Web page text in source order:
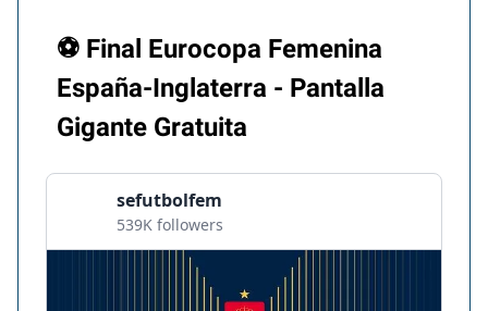
⚽ Final Eurocopa Femenina
España-Inglaterra - Pantalla
Gigante Gratuita
sefutbolfem
539K followers